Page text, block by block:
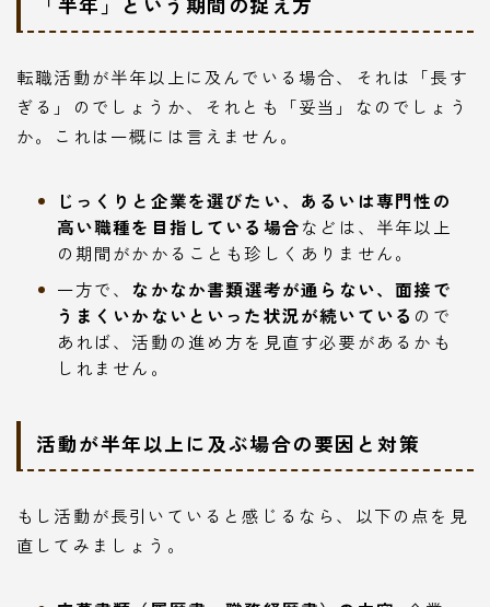
転職活動が半年以上に及んでいる場合、それは「長す
ぎる」のでしょうか、それとも「妥当」なのでしょう
か。これは一概には言えません。
じっくりと企業を選びたい、あるいは専門性の
高い職種を目指している場合などは、半年以上
の期間がかかることも珍しくありません。
一方で、 なかなか書類選考が通らない、面接で
うまくいかないといった状況が続いている ので
あれば、活動の進め方を見直す必要があるかも
しれません。
活動が半年以上に及ぶ場合の要因と対策
もし活動が長引いていると感じるなら、以下の点を見
直してみましょう。